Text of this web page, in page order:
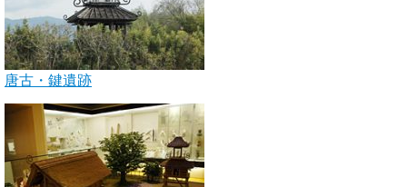
唐古・鍵遺跡